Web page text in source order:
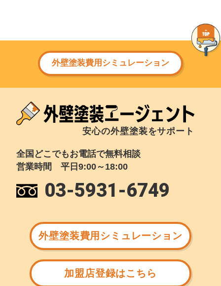
外壁塗装費用シミュレーション
安心の外壁塗装をサポート
全国どこでもお電話で無料相談
営業時間 平日9:00～18:00
03-5931-6749
外壁塗装費用シミュレーション
加盟店登録はこちら